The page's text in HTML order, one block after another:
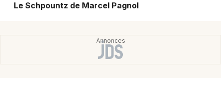
Manifestations
Le Schpountz de Marcel Pagnol